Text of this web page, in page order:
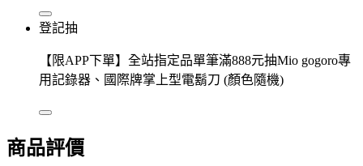
登記抽
【限APP下單】全站指定品單筆滿888元抽Mio gogoro專
用記錄器、國際牌掌上型電鬍刀 (顏色隨機)
商品評價